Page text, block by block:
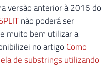
@Total)
+= ', Nivel' +
versão anterior à 2016 do
não poderá ser
muito bem utilizar a
no artigo Como
de substrings utilizando